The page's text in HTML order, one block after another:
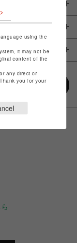
using the
it may not be
content of the
any direct or
you for your